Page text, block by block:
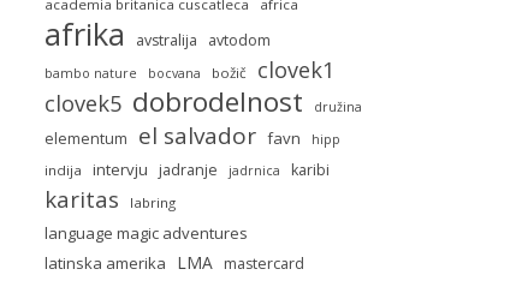
academia britanica cuscatleca africa
afrika avstralija avtodom
bambo nature bocvana božič clovek1
clovek5 dobrodelnost družina
elementum el salvador favn hipp
indija intervju jadranje jadrnica karibi
karitas labring
language magic adventures
latinska amerika
LMA mastercard